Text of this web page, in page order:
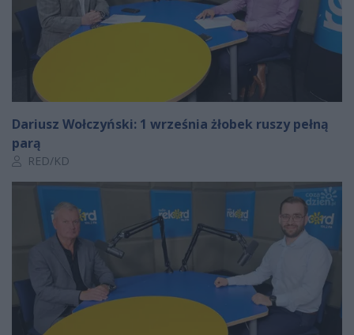
Dariusz Wołczyński: 1 września żłobek ruszy pełną
parą
Autor artykułu:
RED/KD